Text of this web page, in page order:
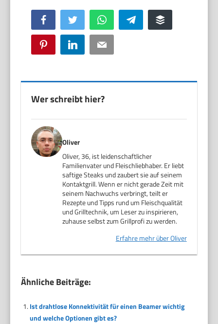
Facebook Twitter WhatsApp Telegram Buffer
Pinterest LinkedIn Email
Wer schreibt hier?
Oliver
Oliver, 36, ist leidenschaftlicher
Familienvater und Fleischliebhaber. Er liebt
saftige Steaks und zaubert sie auf seinem
Kontaktgrill. Wenn er nicht gerade Zeit mit
seinem Nachwuchs verbringt, teilt er
Rezepte und Tipps rund um Fleischqualität
und Grilltechnik, um Leser zu inspirieren,
zuhause selbst zum Grillprofi zu werden.
Erfahre mehr über Oliver
Ähnliche Beiträge:
Ist drahtlose Konnektivität für einen Beamer wichtig
und welche Optionen gibt es?